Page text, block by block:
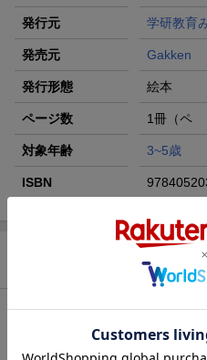
発行元 学研教育
発売元 Gakken
発行形態 絵本
ページ数 1冊（ペ
対象年齢 3~5歳
ISBN
N700系新幹線のぞみの秘密がぎ